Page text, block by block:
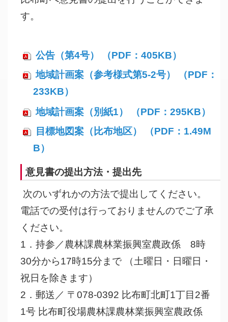
す。
公告（第4号） （PDF：405KB）
地域計画案（参考様式第5-2号） （PDF：
233KB）
地域計画案（別紙1） （PDF：295KB）
目標地図案（比布地区） （PDF：1.49M
B）
意見書の提出方法・提出先
次のいずれかの方法で提出してください。
電話での受付は行っておりませんのでご了承
ください。
1．持参／農林課農林業振興室農政係 8時
30分から17時15分まで （土曜日・日曜日・
祝日を除きます）
2．郵送／ 〒078-0392 比布町北町1丁目2番
1号 比布町役場農林課農林業振興室農政係